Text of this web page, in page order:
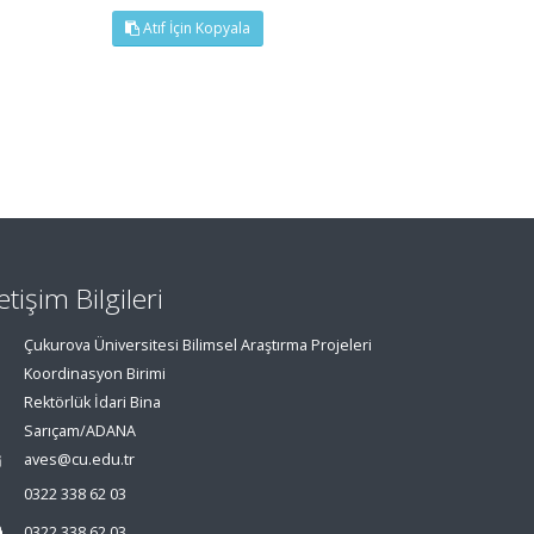
Atıf İçin Kopyala
Bilgileri
Çukurova Üniversitesi Bilimsel Araştırma Projeleri
Koordinasyon Birimi
Rektörlük İdari Bina
Sarıçam/ADANA
aves@cu.edu.tr
0322 338 62 03